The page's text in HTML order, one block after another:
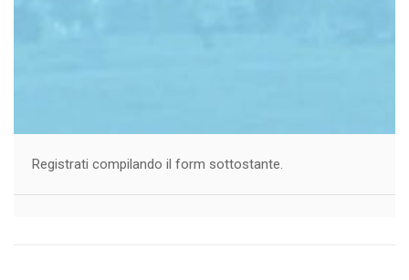
Registrati compilando il form sottostante.